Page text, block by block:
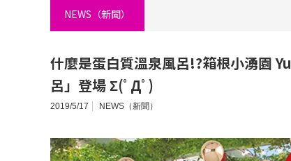
NEWS（新聞）
什麼是蛋白質溫泉風呂!?箱根小湧園
呂」登場 Σ(ﾟДﾟ)
2019/5/17 NEWS（新聞）